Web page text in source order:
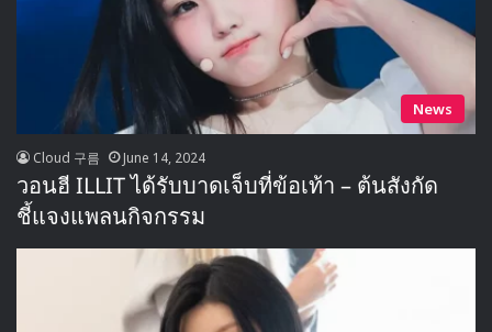
News
Cloud 구름 June 14, 2024
วอนฮี ILLIT ได้รับบาดเจ็บที่ข้อเท้า – ต้นสังกัด
ชี้แจงแพลนกิจกรรม